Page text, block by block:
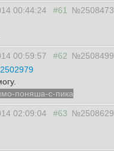
00:44:24 #61
№2508473
00:59:57 #62 №2508499
поняша-с-пика
02:09:04 #63 №2508629